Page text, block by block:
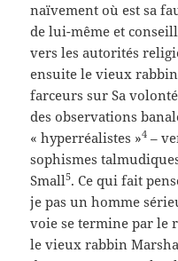
naïvement où est sa
de lui-même et
vers les autorités
ensuite le vieux
farceurs sur Sa
des observations
« hyperréalistes »4 –
sophismes
Small5. Ce qui fait
je pas un homme
voie se termine par le
le vieux rabbin